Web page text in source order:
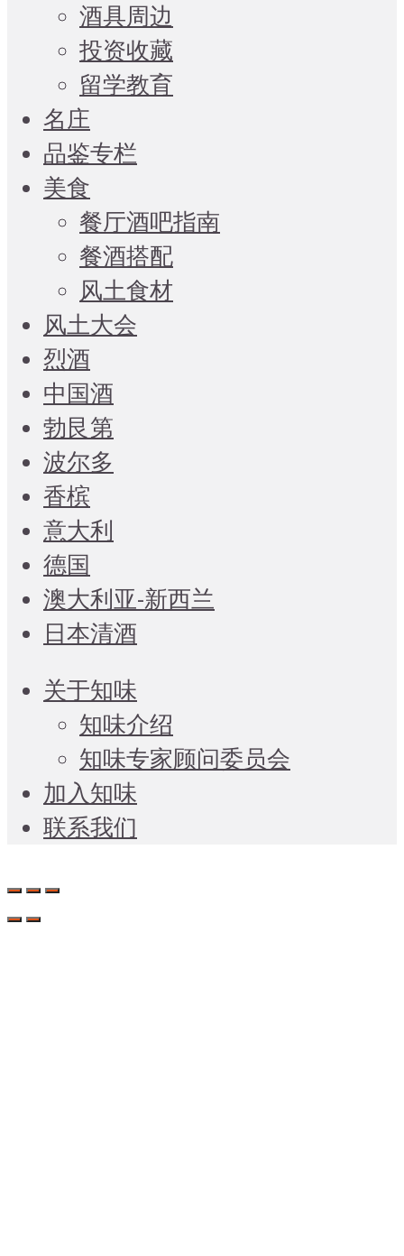
酒具周边
投资收藏
留学教育
名庄
品鉴专栏
美食
餐厅酒吧指南
餐酒搭配
风土食材
风土大会
烈酒
中国酒
勃艮第
波尔多
香槟
意大利
德国
澳大利亚-新西兰
日本清酒
关于知味
知味介绍
知味专家顾问委员会
加入知味
联系我们